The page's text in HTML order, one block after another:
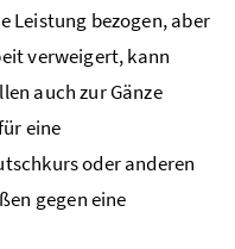
Leistung bezogen, aber
verweigert, kann
auch zur Gänze
eine
oder anderen
gegen eine